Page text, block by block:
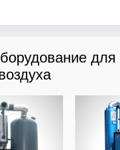
для